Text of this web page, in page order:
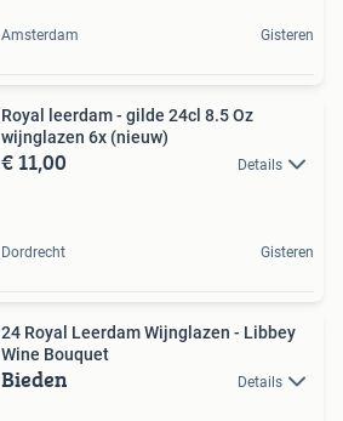
Amsterdam Gisteren
Royal leerdam - gilde 24cl 8.5 Oz
wijnglazen 6x (nieuw)
€ 11,00 Details
Dordrecht Gisteren
24 Royal Leerdam Wijnglazen - Libbey
Wine Bouquet
Bieden Details